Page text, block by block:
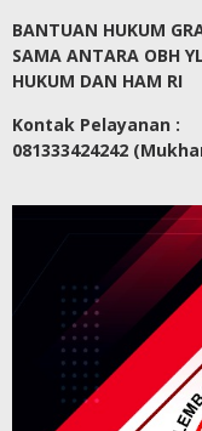
BANTUAN HUKUM
SAMA ANTARA OBH
HUKUM DAN HAM RI
Kontak Pelayanan :
081333424242